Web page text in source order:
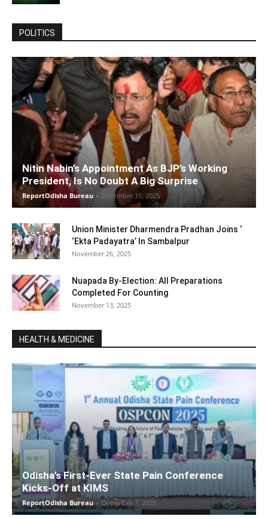
POLITICS
Nitin Nabin’s Appointment As BJP’s Working
President, Is No Doubt A Big Surprise
ReportOdisha Bureau - December 15, 2025
Union Minister Dharmendra Pradhan Joins ‘
‘Ekta Padayatra’ In Sambalpur
November 26, 2025
Nuapada By-Election: All Preparations
Completed For Counting
November 13, 2025
HEALTH & MEDICINE
Odisha’s First-Ever State Pain Conference
Kicks-Off at KIMS
ReportOdisha Bureau - December 7, 2025